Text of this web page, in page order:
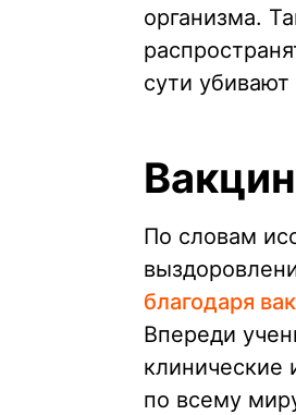
организма.
сути
По словам
благодаря
Впереди
по всему